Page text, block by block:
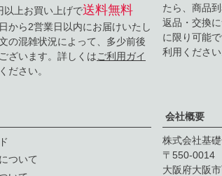
以上お買い上げで送料無料
から2営業日以内にお届けいたし
の混雑状況によって、多少前後
ざいます。詳しくはご利用ガイ
ださい。
たら、商品
返品・交換
に限り可能
利用ください
ついて
会社概要
株式会社基
550-0014
大阪府大阪